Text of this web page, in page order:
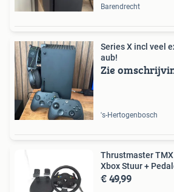
Barendrecht
Series X incl veel
aub!
Zie
's-Hertogenbosch
Thrustmaster
Xbox Stuur +
€ 49,99